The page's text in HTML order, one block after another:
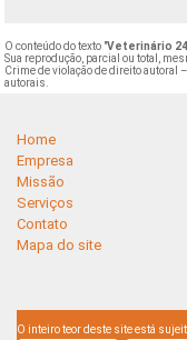
O conteúdo do texto "Veterinário
Sua reprodução, parcial ou total,
Crime de violação de direito autoral
autorais
Home
Empresa
Missão
Serviços
Contato
Mapa do site
O inteiro teor deste site está